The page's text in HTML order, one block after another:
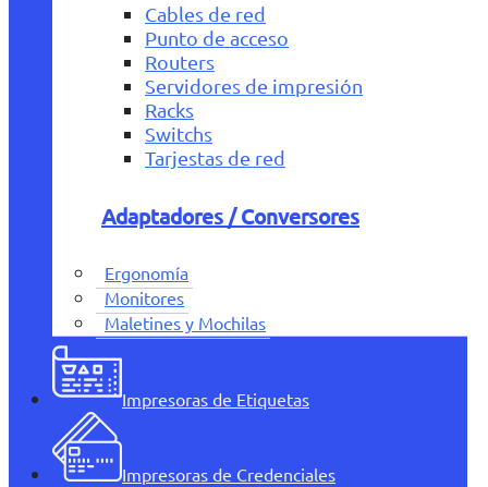
Cables de red
Punto de acceso
Routers
Servidores de impresión
Racks
Switchs
Tarjestas de red
Adaptadores / Conversores
Ergonomía
Monitores
Maletines y Mochilas
Impresoras de Etiquetas
Impresoras de Credenciales